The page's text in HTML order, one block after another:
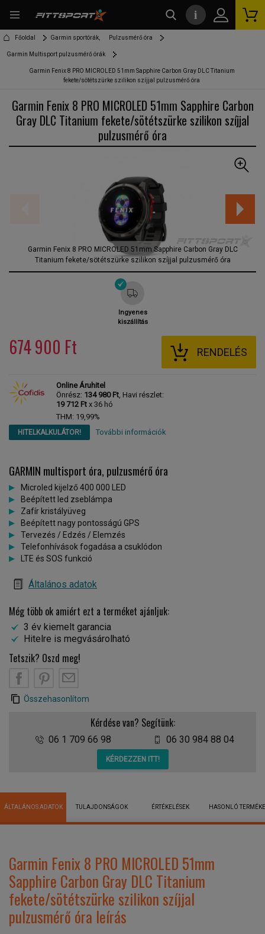
Főoldal Garmin sportórák, Pulzusmérő óra
Garmin Multisport pulzusmérő órák
Garmin Fenix 8 PRO MICROLED 51mm Sapphire Carbon Gray DLC Titanium
fekete/sötétszürke szilikon szíjjal pulzusmérő óra
Garmin Fenix 8 PRO MICROLED 51mm Sapphire Carbon
Gray DLC Titanium fekete/sötétszürke szilikon szíjjal
pulzusmérő óra
Garmin Fenix 8 PRO MICROLED 51mm Sapphire Carbon Gray DLC
Titanium fekete/sötétszürke szilikon szíjjal pulzusmérő óra
Ingyenes
kiszállítás
674 900 Ft RENDELÉS
Online Áruhitel
Önrész: 134 980 Ft, Havi részlet:
19 712 Ft x 36 hó
THM: 19,99%
HITELKALKULÁTOR! További információk
GARMIN multisport óra, pulzusmérő óra
Microled kijelző 400 000 LED
Beépített led zseblámpa
Zafír kristályüveg
Beépített nagy pontosságú GPS
Tervezés / Edzés / Elemzés
Telefonhívások fogadása a csuklódon
LTE és SOS funkció
Általános adatok
Még több ok amiért ezt a terméket ajánljuk:
3 év kiemelt garancia
Hitelre is megvásárolható
Tetszik? Oszd meg!
Összehasonlítom
Kérdése van? Segítünk:
06 1 709 66 98 06 30 984 88 04
KÉRDEZZEN ITT!
ÁLTALÁNOS ADATOK TULAJDONSÁGOK ÉRTÉKELÉSEK HASONLÓ
Garmin Fenix 8 PRO MICROLED 51mm
Sapphire Carbon Gray DLC Titanium
fekete/sötétszürke szilikon szíjjal
pulzusmérő óra leírás
i
kereső